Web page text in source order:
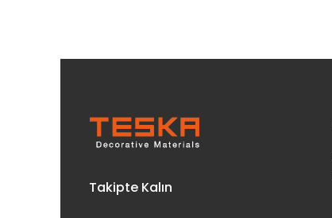
Takipte Kalın